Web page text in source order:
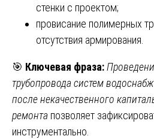
стенки с проектом;
провисание полимерных
отсутствия армирования.
🎯 Ключевая фраза:
трубопровода систем
после некачественного
ремонта позволяет
инструментально.